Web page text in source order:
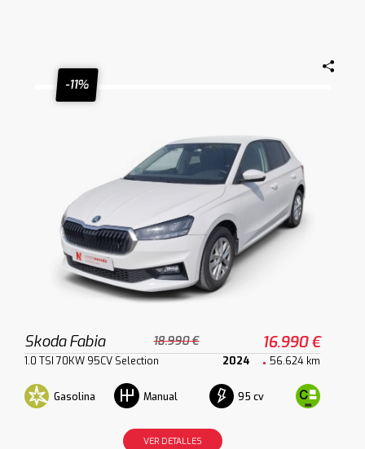
-11%
Skoda Fabia 18.990 € 16.990 €
1.0 TSI 70KW 95CV Selection 2024 56.624 km
Gasolina Manual 95 cv
VER DETALLES